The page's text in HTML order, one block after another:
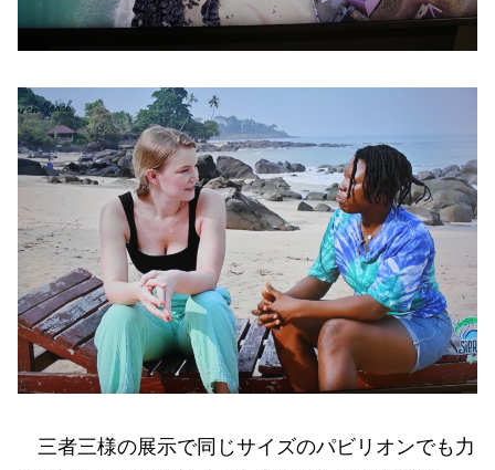
三者三様の展示で同じサイズのパビリオンでも力